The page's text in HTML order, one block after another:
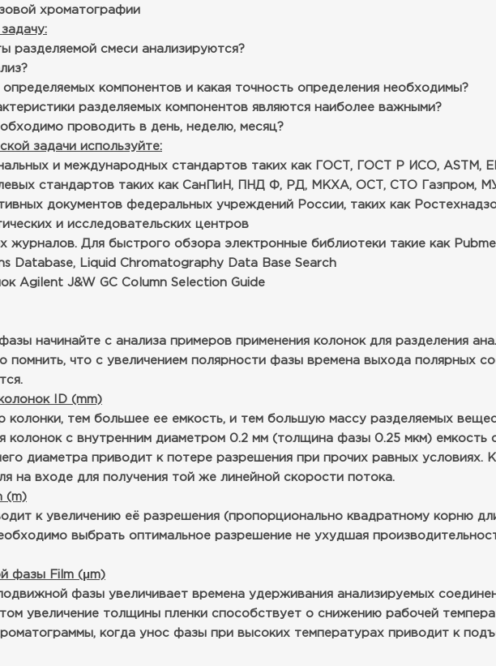
хроматографии
разделяемой смеси анализируются?
компонентов и какая точность определения необходимы?
разделяемых компонентов являются наиболее важными?
проводить в день, неделю, месяц?
задачи используйте:
и международных стандартов таких как ГОСТ, ГОСТ Р ИСО, ASTM,
стандартов таких как СанПиН, ПНД Ф, РД, МКХА, ОСТ, СТО
документов федеральных учреждений России, таких как
и исследовательских центров
Для быстрого обзора электронные библиотеки такие как
Database, Liquid Chromatography Data Base Search
Agilent J&W GC Column Selection Guide
начинайте с анализа примеров применения колонок для разделения
помнить, что с увеличением полярности фазы времена выхода полярных
ID (mm)
колонки, тем большее ее емкость, и тем большую массу разделяемых
колонок с внутренним диаметром 0.2 мм (толщина фазы 0.25 мкм)
диаметра приводит к потере разрешения при прочих равных
на входе для получения той же линейной скорости потока.
(m)
к увеличению её разрешения (пропорционально квадратному корню
выбрать оптимальное разрешение не ухудшая
фазы Film (μm)
фазы увеличивает времена удерживания анализируемых
увеличение толщины пленки способствует о снижению рабочей
когда унос фазы при высоких температурах приводит к